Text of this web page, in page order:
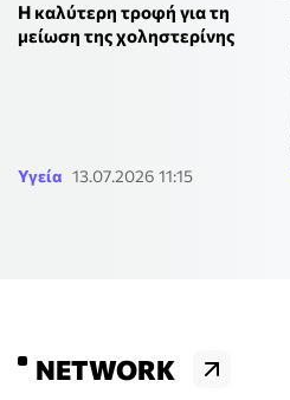
H καλύτερη τροφή για τη
μείωση της χοληστερίνης
Υγεία 13.07.2026 11:15
NETWORK